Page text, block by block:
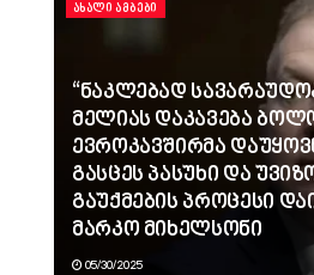
ᲐᲮᲐᲚᲘ ᲐᲛᲑᲔᲑᲘ
“ნაკლებად
მელიას დაკავება
ევროკავშირმა
გასცეს პასუხი და
გაუქმების პროცესი
მარკო მიხელსონი
05/30/2025